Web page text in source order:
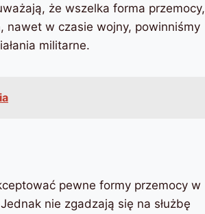
że wszelka forma przemocy,
nawet w czasie wojny, powinniśmy
militarne.
pewne formy przemocy w
nie zgadzają się na służbę